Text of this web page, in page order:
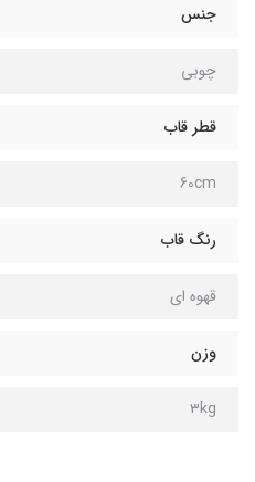
جنس
چوبی
قطر قاب
60cm
رنگ قاب
قهوه ای
وزن
3kg